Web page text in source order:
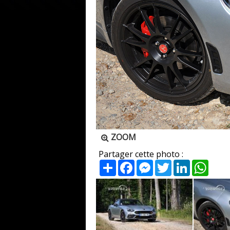
ZOOM
Partager cette photo :
PartagerFacebookMessenger
TwitterLinkedIn